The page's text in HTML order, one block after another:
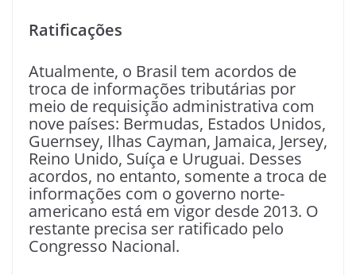
Ratificações
Atualmente, o Brasil tem acordos de
troca de informações tributárias por
meio de requisição administrativa com
nove países: Bermudas, Estados Unidos,
Guernsey, Ilhas Cayman, Jamaica, Jersey,
Reino Unido, Suíça e Uruguai. Desses
acordos, no entanto, somente a troca de
informações com o governo norte-
americano está em vigor desde 2013. O
restante precisa ser ratificado pelo
Congresso Nacional.